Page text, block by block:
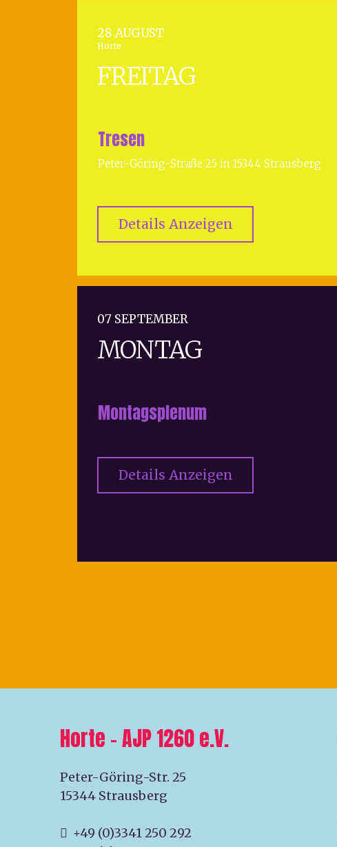
28 AUGUST
Horte
FREITAG
Tresen
Peter-Göring-Straße 25 in 15344 Strausberg
Details Anzeigen
07 SEPTEMBER
MONTAG
Montagsplenum
Details Anzeigen
Horte – AJP 1260 e.V.
Peter-Göring-Str. 25
15344 Strausberg
+49 (0)3341 250 292